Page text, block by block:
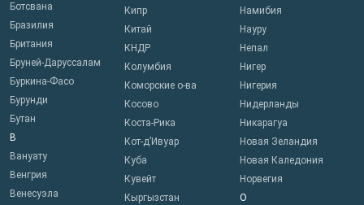
Ботсвана
Бразилия
Британия
Бруней-Даруссалам
Буркина-Фасо
Бурунди
Бутан
В
Вануату
Венгрия
Венесуэла
Кипр
Китай
КНДР
Колумбия
Коморские о-ва
Косово
Коста-Рика
Кот-д’Ивуар
Куба
Кувейт
Кыргызстан
Намибия
Науру
Непал
Нигер
Нигерия
Нидерланды
Никарагуа
Новая Зеландия
Новая Каледония
Норвегия
О